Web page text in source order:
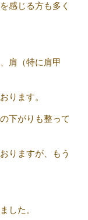
感じる方も多く
肩（特に肩甲
ります。
下がりも整って
りますが、もう
した。